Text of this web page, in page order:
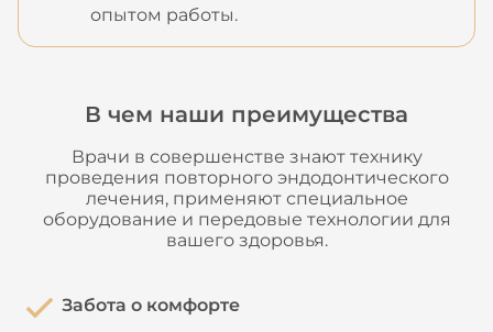
опытом работы.
В чем наши преимущества
Врачи в совершенстве знают технику
проведения повторного эндодонтического
лечения, применяют специальное
оборудование и передовые технологии для
вашего здоровья.
Забота о комфорте